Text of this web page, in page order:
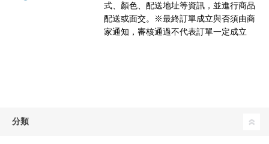
式、顏色、配送地址等資訊，並進行商品
配送或面交。※最終訂單成立與否須由商
家通知，審核通過不代表訂單一定成立
分類